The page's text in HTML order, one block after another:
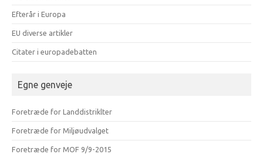
Efterår i Europa
EU diverse artikler
Citater i europadebatten
Egne genveje
Foretræde for Landdistriklter
Foretræde for Miljøudvalget
Foretræde for MOF 9/9-2015